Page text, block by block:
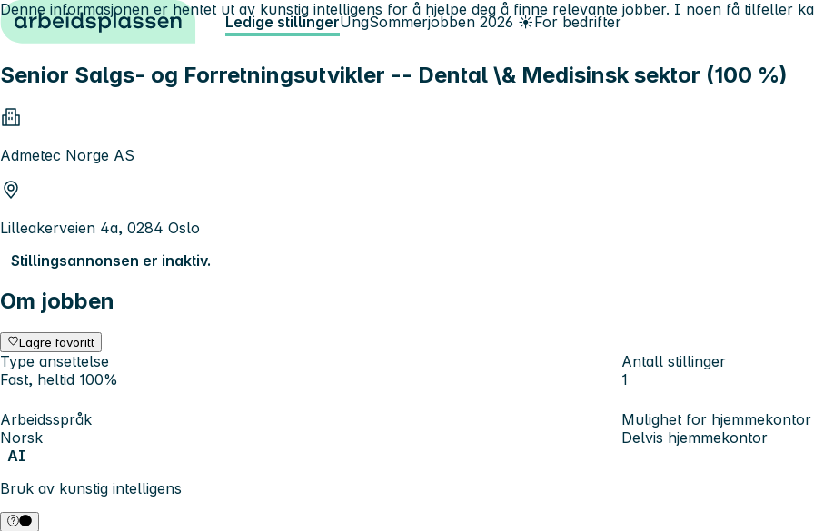
Hopp til innhold Ledige stillingerUngSommerjobben 2026 ☀️For bedrifter
Senior Salgs- og Forretningsutvikler -- Dental \& Medisinsk sektor (100 %)
Admetec Norge AS
Lilleakerveien 4a, 0284 Oslo
Stillingsannonsen er inaktiv.
Om jobben
Lagre favoritt
Type ansettelse
Fast, heltid 100%
Antall stillinger
1
Arbeidsspråk
Norsk
Mulighet for hjemmekontor
Delvis hjemmekontor
AI
Bruk av kunstig intelligens
Denne informasjonen er hentet ut av kunstig intelligens for å hjelpe deg å finne relevante jobber. I noen få tilfeller